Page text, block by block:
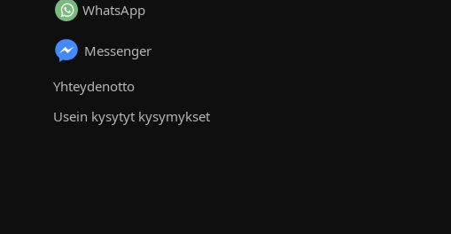
WhatsApp
Messenger
Yhteydenotto
Usein kysytyt kysymykset